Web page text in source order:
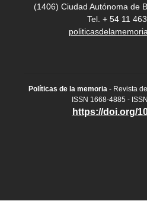
(1406) Ciudad Autónoma de
Tel. + 54 11
Políticas de la memoria- Revista
ISSN 1668-4885 -
https://doi.org/